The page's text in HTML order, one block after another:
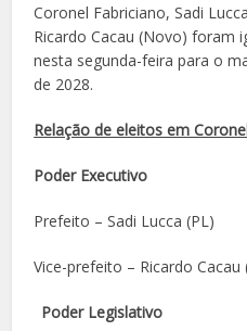
Coronel Fabriciano, Sadi
Ricardo Cacau (Novo) foram
nesta segunda-feira para o
de 2028.
Relação de eleitos em
Poder Executivo
Prefeito – Sadi Lucca (PL)
Vice-prefeito – Ricardo Cacau
Poder Legislativo